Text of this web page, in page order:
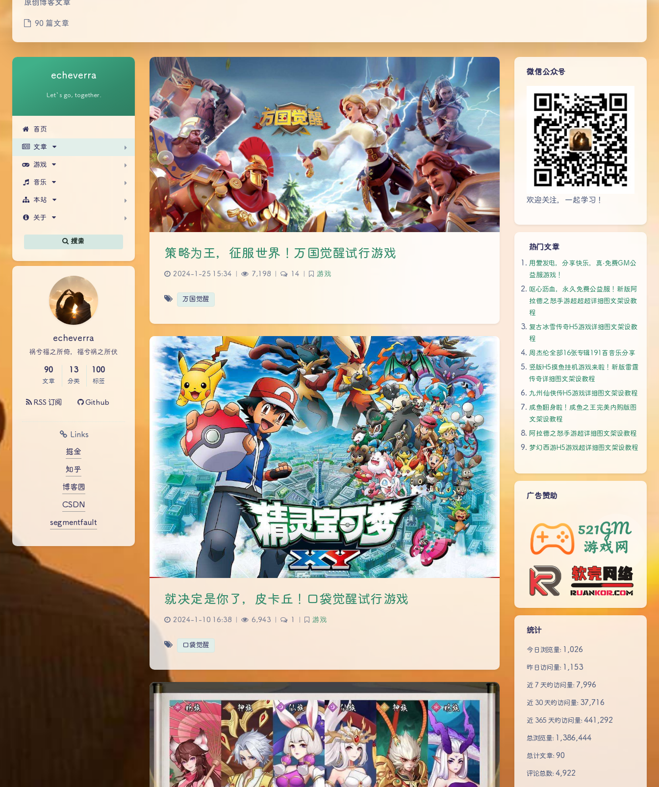
原创博客文章
90 篇文章
echeverra
Let`s go, together.
首页
文章
游戏
音乐
本站
关于
搜索
echeverra
祸兮福之所倚，福兮祸之所伏
90
文章
13
分类
100
标签
RSS 订阅 Github
Links
掘金
知乎
博客园
CSDN
segmentfault
微信公众号
欢迎关注，一起学习！
热门文章
用爱发电，分享快乐，真·免费GM公
益服游戏！
呕心沥血，永久免费公益服！新版阿
拉德之怒手游超超超详细图文架设教
程
复古冰雪传奇H5游戏详细图文架设教
程
周杰伦全部16张专辑191首音乐分享
竖版H5摸鱼挂机游戏来啦！新版雷霆
传奇详细图文架设教程
九州仙侠传H5游戏详细图文架设教程
咸鱼翻身啦！咸鱼之王完美内购版图
文架设教程
阿拉德之怒手游超详细图文架设教程
梦幻西游H5游戏超详细图文架设教程
广告赞助
统计
今日浏览量: 1,026
昨日访问量: 1,153
近 7 天的访问量: 7,996
近 30 天的访问量: 37,716
近 365 天的访问量: 441,292
总浏览量: 1,386,444
总计文章: 90
评论总数: 4,922
策略为王，征服世界！万国觉醒试行游戏
2024-1-25 15:34 7,198 14 游戏
万国觉醒
就决定是你了，皮卡丘！口袋觉醒试行游戏
2024-1-10 16:38 6,943 1 游戏
口袋觉醒